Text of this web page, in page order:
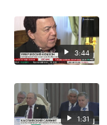
3:44
1:31